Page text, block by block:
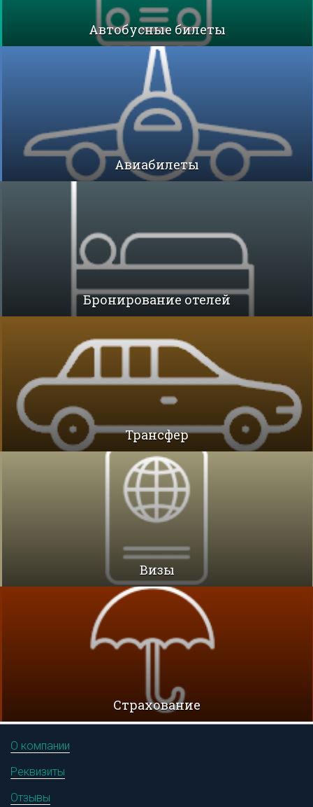
Автобусные билеты
Авиабилеты
Бронирование отелей
Трансфер
Визы
Cтрахование
О компании
Реквизиты
Отзывы